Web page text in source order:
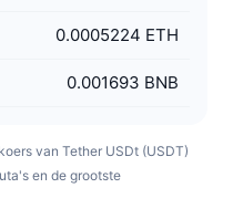
0.0005224 ETH
0.001693 BNB
van Tether USDt (USDT)
en de grootste